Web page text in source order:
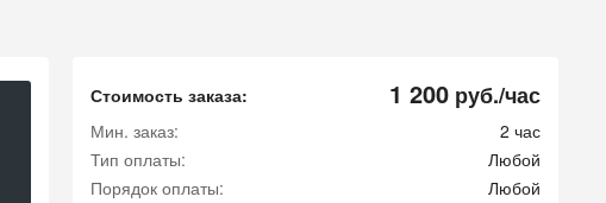
Стоимость заказа: 1 200 руб./час
Мин. заказ:
2 час
Тип оплаты:
Любой
Порядок оплаты:
Любой